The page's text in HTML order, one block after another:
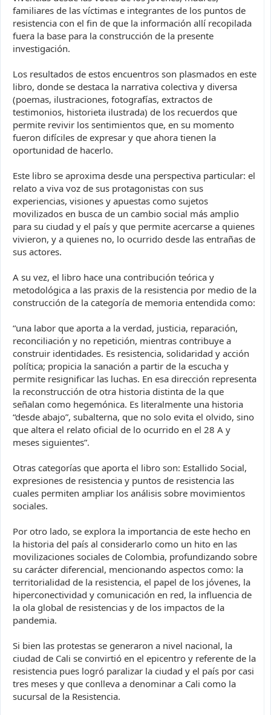
familiares de las víctimas e integrantes de los puntos de
resistencia con el fin de que la información allí recopilada
fuera la base para la construcción de la presente
investigación.
Los resultados de estos encuentros son plasmados en este
libro, donde se destaca la narrativa colectiva y diversa
(poemas, ilustraciones, fotografías, extractos de
testimonios, historieta ilustrada) de los recuerdos que
permite revivir los sentimientos que, en su momento
fueron difíciles de expresar y que ahora tienen la
oportunidad de hacerlo.
Este libro se aproxima desde una perspectiva particular: el
relato a viva voz de sus protagonistas con sus
experiencias, visiones y apuestas como sujetos
movilizados en busca de un cambio social más amplio
para su ciudad y el país y que permite acercarse a quienes
vivieron, y a quienes no, lo ocurrido desde las entrañas de
sus actores.
A su vez, el libro hace una contribución teórica y
metodológica a las praxis de la resistencia por medio de la
construcción de la categoría de memoria entendida como:
“una labor que aporta a la verdad, justicia, reparación,
reconciliación y no repetición, mientras contribuye a
construir identidades. Es resistencia, solidaridad y acción
política; propicia la sanación a partir de la escucha y
permite resignificar las luchas. En esa dirección representa
la reconstrucción de otra historia distinta de la que
señalan como hegemónica. Es literalmente una historia
“desde abajo”, subalterna, que no solo evita el olvido, sino
que altera el relato oficial de lo ocurrido en el 28 A y
meses siguientes”.
Otras categorías que aporta el libro son: Estallido Social,
expresiones de resistencia y puntos de resistencia las
cuales permiten ampliar los análisis sobre movimientos
sociales.
Por otro lado, se explora la importancia de este hecho en
la historia del país al considerarlo como un hito en las
movilizaciones sociales de Colombia, profundizando sobre
su carácter diferencial, mencionando aspectos como: la
territorialidad de la resistencia, el papel de los jóvenes, la
hiperconectividad y comunicación en red, la influencia de
la ola global de resistencias y de los impactos de la
pandemia.
Si bien las protestas se generaron a nivel nacional, la
ciudad de Cali se convirtió en el epicentro y referente de la
resistencia pues logró paralizar la ciudad y el país por casi
tres meses y que conlleva a denominar a Cali como la
sucursal de la Resistencia.